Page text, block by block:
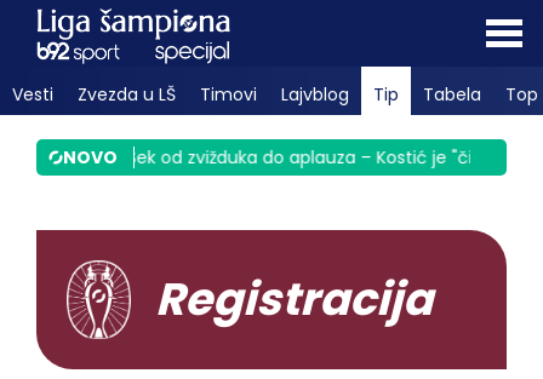
Vesti Zvezda u LŠ Timovi Lajvblog Tip Tabela Top
NOVO
Srbiju| Sek od zvižduka do aplauza – Kostić je "čigra"
Registracija